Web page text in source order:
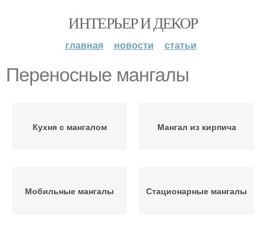
ИНТЕРЬЕР И ДЕКОР
главная новости статьи
Переносные мангалы
Кухня с мангалом Мангал из кирпича
Мобильные мангалы Стационарные мангалы